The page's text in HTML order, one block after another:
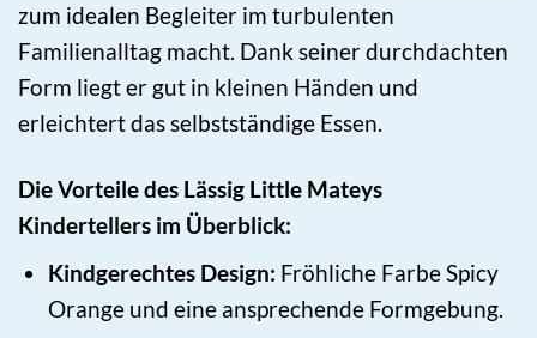
zum idealen Begleiter im turbulenten
Familienalltag macht. Dank seiner durchdachten
Form liegt er gut in kleinen Händen und
erleichtert das selbstständige Essen.
Die Vorteile des Lässig Little Mateys
Kindertellers im Überblick:
Kindgerechtes Design: Fröhliche Farbe Spicy
Orange und eine ansprechende Formgebung.